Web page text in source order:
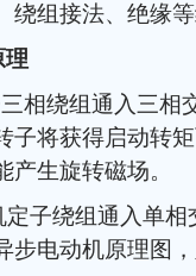
绕组接法、绝缘
理
相绕组通入三相
子将获得启动转
生旋转磁场。
子绕组通入单相
步电动机原理图